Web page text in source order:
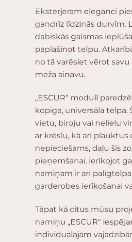
Eksterjeram eleganci
gandrīz līdzinās durvīm.
dabiskās gaismas
paplašinot telpu.
no tā varēsiet vērot
meža ainavu.
„ESCUR“ modulī
kopīga, universāla
vietu, biroju vai nelielu
ar krēslu, kā arī
nepieciešams, daļu šīs
pieņemšanai, ierīkojot
namiņam ir arī
garderobes ierīkošanai
Tāpat kā citus mūsu
namiņu „ESCUR“
individuālajām